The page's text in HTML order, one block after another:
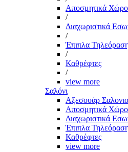
Αποσμητικά
/
Διαχωριστικά
/
Έπιπλα
/
Καθρέφτες
/
view more
Σαλόνι
Αξεσουάρ
Αποσμητικά
Διαχωριστικά
Έπιπλα
Καθρέφτες
view more